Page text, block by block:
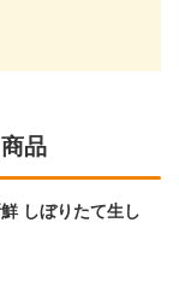
品
しぼりたて生し